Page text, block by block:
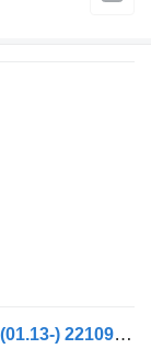
Ресивер воздушный Scania R-Series (01.13-) 2210992 для тягача Scania P,G,R,T-series (2004-2017)